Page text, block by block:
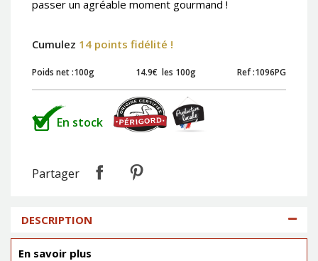
passer un agréable moment gourmand !
Cumulez 14 points fidélité !
Poids net :100g 14.9€ les 100g Ref :1096PG
En stock
Partager
DESCRIPTION
En savoir plus